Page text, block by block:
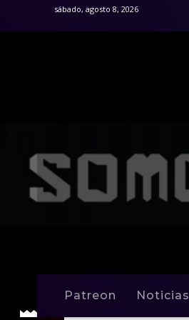
sábado, agosto 8, 2026
Patreon Noticias